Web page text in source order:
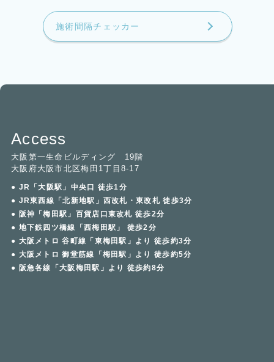
施術間隔チェッカー
Access
大阪第一生命ビルディング 19階
大阪府大阪市北区梅田1丁目8-17
● JR「大阪駅」中央口 徒歩1分
● JR東西線「北新地駅」西改札・東改札 徒歩3分
● 阪神「梅田駅」百貨店口東改札 徒歩2分
● 地下鉄四ツ橋線「西梅田駅」 徒歩2分
● 大阪メトロ 谷町線「東梅田駅」より 徒歩約3分
● 大阪メトロ 御堂筋線「梅田駅」より 徒歩約5分
● 阪急各線「大阪梅田駅」より 徒歩約8分